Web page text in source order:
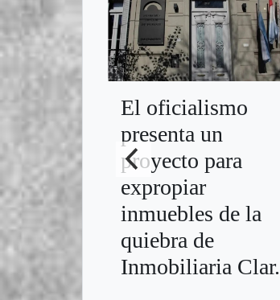
El oficialismo
presenta un
proyecto para
expropiar
inmuebles de la
quiebra de
Inmobiliaria Clar.